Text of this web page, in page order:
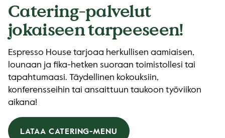
Catering-palvelut
jokaiseen tarpeeseen!
Espresso House tarjoaa herkullisen aamiaisen,
lounaan ja fika-hetken suoraan toimistollesi tai
tapahtumaasi. Täydellinen kokouksiin,
konferensseihin tai ansaittuun taukoon työviikon
aikana!
LATAA CATERING-MENU